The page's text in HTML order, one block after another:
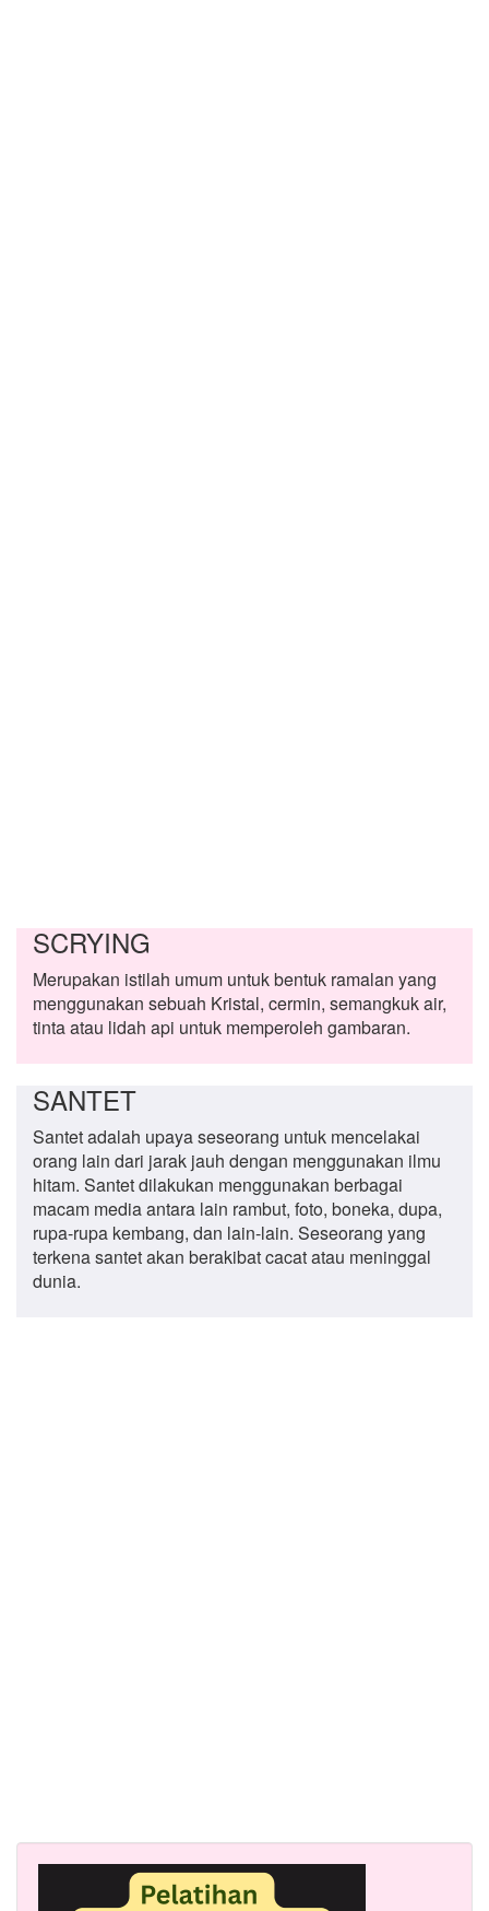
SCRYING
Merupakan istilah umum untuk bentuk ramalan yang
menggunakan sebuah Kristal, cermin, semangkuk air,
tinta atau lidah api untuk memperoleh gambaran.
SANTET
Santet adalah upaya seseorang untuk mencelakai
orang lain dari jarak jauh dengan menggunakan ilmu
hitam. Santet dilakukan menggunakan berbagai
macam media antara lain rambut, foto, boneka, dupa,
rupa-rupa kembang, dan lain-lain. Seseorang yang
terkena santet akan berakibat cacat atau meninggal
dunia.